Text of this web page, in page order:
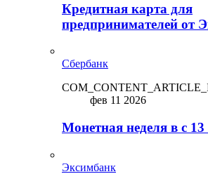
Кредитная карта для
предпринимателей от
Сбербанк
фев 11 2026
Монетная неделя в с
Эксимбанк